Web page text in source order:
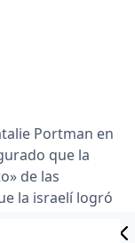
Portman en
que la
de las
la israelí logró
… Sarah